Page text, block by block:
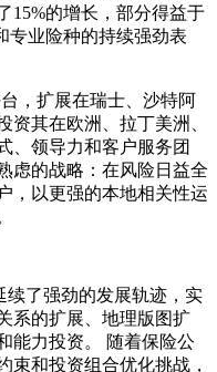
15%的增长，部分得益于
专业险种的持续强劲表
，扩展在瑞士、沙特阿
资其在欧洲、拉丁美洲、
、领导力和客户服务团
虑的战略：在风险日益全
，以更强的本地相关性运
续了强劲的发展轨迹，实
系的扩展、地理版图扩
能力投资。 随着保险公
束和投资组合优化挑战，